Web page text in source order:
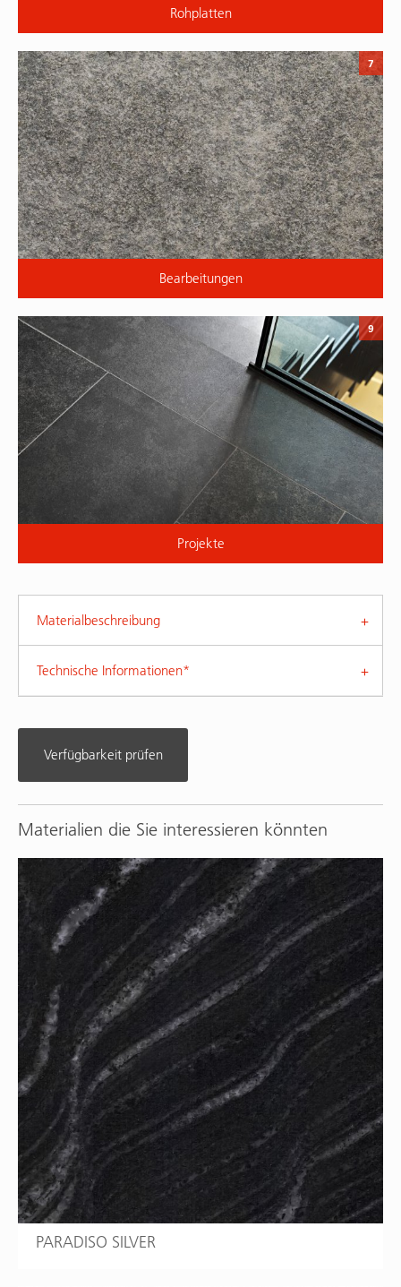
Rohplatten
Bearbeitungen
7
Projekte
9
Materialbeschreibung
Technische Informationen*
Verfügbarkeit prüfen
Materialien die Sie interessieren könnten
PARADISO SILVER